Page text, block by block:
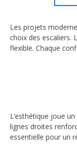
Les projets
choix des escaliers.
flexible. Chaque
L’esthétique joue
lignes droites
essentielle pour un